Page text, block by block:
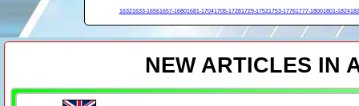
16321633-16561657-16801681-17041705-17281729-17521753-17761777-18001801-1824
NEW ARTICLES IN